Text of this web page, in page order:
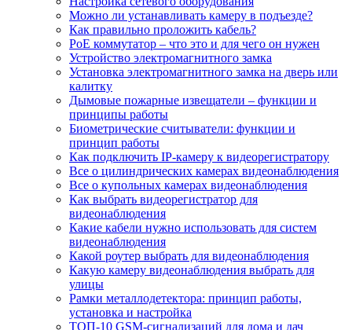
Можно ли устанавливать камеру в подъезде?
Как правильно проложить кабель?
PoE коммутатор – что это и для чего он нужен
Устройство электромагнитного замка
Установка электромагнитного замка на дверь или
калитку
Дымовые пожарные извещатели – функции и
принципы работы
Биометрические считыватели: функции и
принцип работы
Как подключить IP-камеру к видеорегистратору
Все о цилиндрических камерах видеонаблюдения
Все о купольных камерах видеонаблюдения
Как выбрать видеорегистратор для
видеонаблюдения
Какие кабели нужно использовать для систем
видеонаблюдения
Какой роутер выбрать для видеонаблюдения
Какую камеру видеонаблюдения выбрать для
улицы
Рамки металлодетектора: принцип работы,
установка и настройка
ТОП-10 GSM-сигнализаций для дома и дач